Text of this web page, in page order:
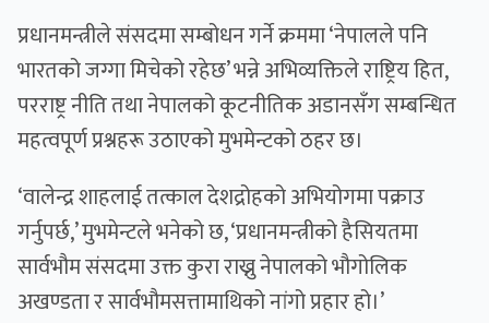
प्रधानमन्त्रीले संसदमा सम्बोधन गर्ने क्रममा ‘नेपालले पनि
भारतको जग्गा मिचेको रहेछ’ भन्ने अभिव्यक्तिले राष्ट्रिय हित,
परराष्ट्र नीति तथा नेपालको कूटनीतिक अडानसँग सम्बन्धित
महत्वपूर्ण प्रश्नहरू उठाएको मुभमेन्टको ठहर छ।
‘वालेन्द्र शाहलाई तत्काल देशद्रोहको अभियोगमा पक्राउ
गर्नुपर्छ,’ मुभमेन्टले भनेको छ, ‘प्रधानमन्त्रीको हैसियतमा
सार्वभौम संसदमा उक्त कुरा राख्नु नेपालको भौगोलिक
अखण्डता र सार्वभौमसत्तामाथिको नांगो प्रहार हो।’